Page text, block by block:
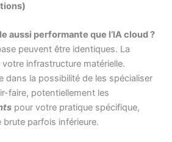
aussi performante que l’IA cloud ?
peuvent être identiques. La
infrastructure matérielle.
dans la possibilité de les spécialiser
faire, potentiellement les
pour votre pratique spécifique,
parfois inférieure.